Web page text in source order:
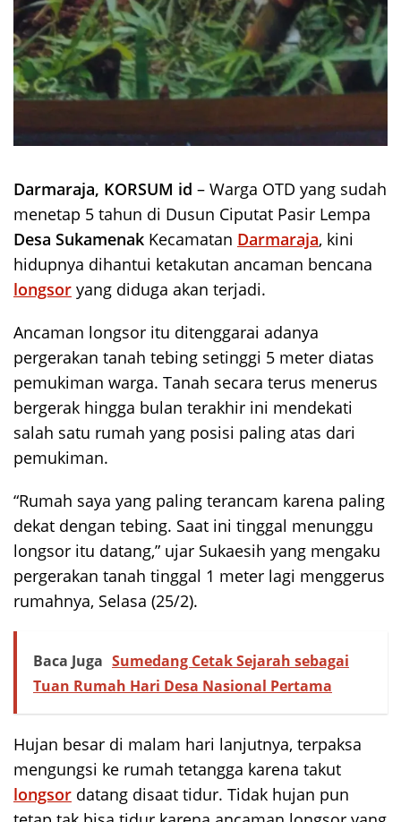
Darmaraja, KORSUM id – Warga OTD yang sudah
menetap 5 tahun di Dusun Ciputat Pasir Lempa
Desa Sukamenak Kecamatan Darmaraja, kini
hidupnya dihantui ketakutan ancaman bencana
longsor yang diduga akan terjadi.
Ancaman longsor itu ditenggarai adanya
pergerakan tanah tebing setinggi 5 meter diatas
pemukiman warga. Tanah secara terus menerus
bergerak hingga bulan terakhir ini mendekati
salah satu rumah yang posisi paling atas dari
pemukiman.
“Rumah saya yang paling terancam karena paling
dekat dengan tebing. Saat ini tinggal menunggu
longsor itu datang,” ujar Sukaesih yang mengaku
pergerakan tanah tinggal 1 meter lagi menggerus
rumahnya, Selasa (25/2).
Baca Juga Sumedang Cetak Sejarah sebagai
Tuan Rumah Hari Desa Nasional Pertama
Hujan besar di malam hari lanjutnya, terpaksa
mengungsi ke rumah tetangga karena takut
longsor datang disaat tidur. Tidak hujan pun